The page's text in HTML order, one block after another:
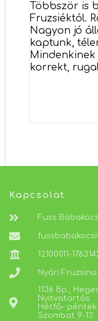
Többször is
Fruzsiéktól.
Nagyon jó
kaptunk,
Mindenkinek
korrekt,
Kapcsolat
Fuss
12100011-
Nyári Fruzsina
1136 Bp.,
Nyitvatartás:
Hétfő- péntek
Szombat 9-13